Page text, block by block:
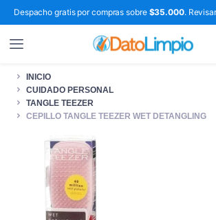
Despacho gratis por compras sobre $35.000.
INICIO
CUIDADO PERSONAL
TANGLE TEEZER
CEPILLO TANGLE TEEZER WET DETANGLING